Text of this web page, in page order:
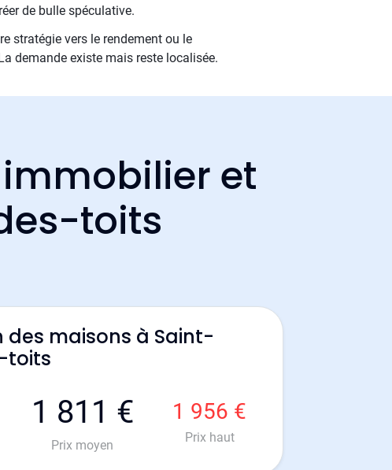
de bulle spéculative.
stratégie vers le rendement ou le
demande existe mais reste localisée.
et
toits
des maisons à Saint-
toits
1 811 €
Prix moyen
1 956 €
Prix haut